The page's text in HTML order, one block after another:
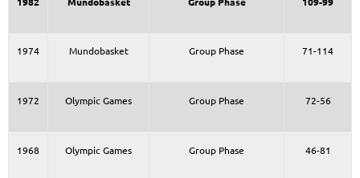
1974 Mundobasket Group Phase 71-114
1972 Olympic Games Group Phase 72-56
1968 Olympic Games Group Phase 46-81